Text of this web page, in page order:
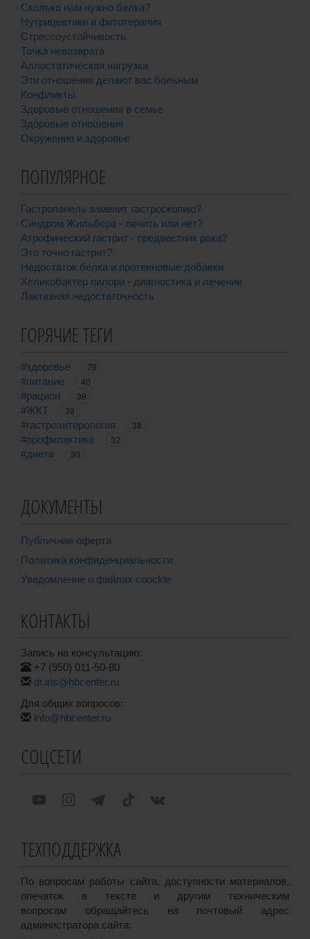
Сколько нам нужно белка?
Нутрицевтики и фитотерапия
Стрессоустойчивость
Точка невозврата
Аллостатическая нагрузка
Эти отношения делают вас больным
Конфликты
Здоровые отношения в семье
Здоровые отношения
Окружение и здоровье
ПОПУЛЯРНОЕ
Гастропанель заменит гастроскопию?
Синдром Жильбера - лечить или нет?
Атрофический гастрит - предвестник рака?
Это точно гастрит?
Недостаток белка и протеиновые добавки
Хеликобактер пилори - диагностика и лечение
Лактазная недостаточность
ГОРЯЧИЕ ТЕГИ
#здоровье
79
#питание
40
#рацион
39
#ЖКТ
39
#гастроэнтерология
38
#профилактика
32
#диета
30
ДОКУМЕНТЫ
Публичная оферта
Политика конфиденциальности
Уведомление о файлах coockie
КОНТАКТЫ
Запись на консультацию:
+7 (950) 011-50-80
dr.iris@hbcenter.ru
Для общих вопросов:
info@hbcenter.ru
СОЦСЕТИ
ТЕХПОДДЕРЖКА
По вопросам работы сайта, доступности материалов,
опечаток в тексте и другим техническим
вопросам обращайтесь на почтовый адрес
администратора сайта: